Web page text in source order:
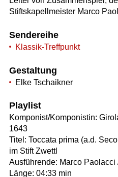
Stiftskapellmeister Marco
Sendereihe
Klassik-Treffpunkt
Gestaltung
Elke Tschaikner
Playlist
Komponist/Komponistin:
1643
Titel: Toccata prima (a.d.
im Stift Zwettl
Ausführende: Marco Paolacci
Länge: 04:33 min